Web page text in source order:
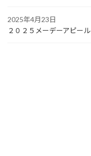
2025年4月23日
２０２５メーデーアピール